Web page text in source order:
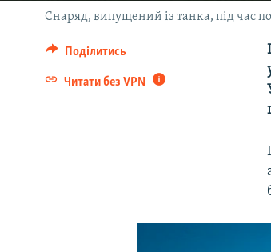
Снаряд, випущений із танка, під час
Поділитись
Читати без VPN